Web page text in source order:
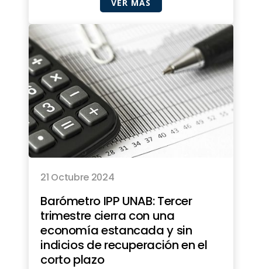
VER MÁS
21 Octubre 2024
Barómetro IPP UNAB: Tercer
trimestre cierra con una
economía estancada y sin
indicios de recuperación en el
corto plazo